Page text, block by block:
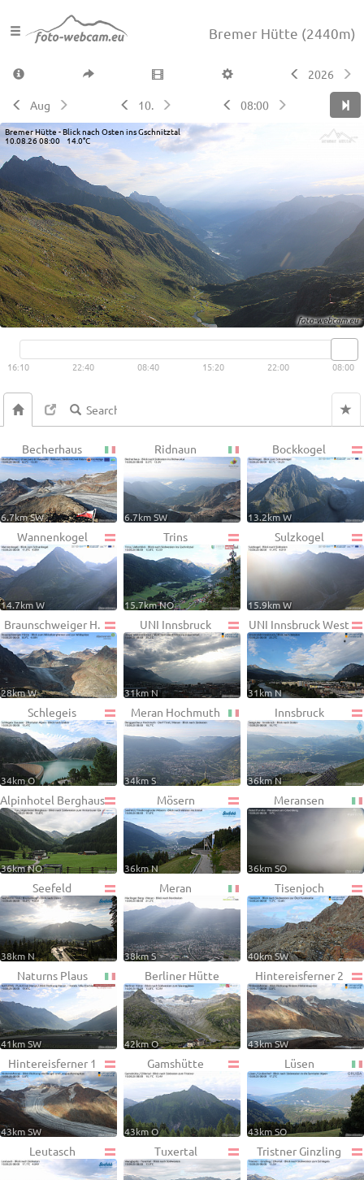
Bremer Hütte (2440m)
2026
Aug 10. 08:00
Bremer Hütte - Blick nach Osten ins Gschnitztal
10.08.26 08:00 14.0°C
Live video available → View
16:10 22:40 08:40 15:20 22:00 08:00
Becherhaus
6.7km SW
Ridnaun
6.7km SW
Bockkogel
13.2km W
Wannenkogel
14.7km W
Trins
15.7km NO
Sulzkogel
15.9km W
Braunschweiger H.
28km W
UNI Innsbruck
31km N
UNI Innsbruck West
31km N
Schlegeis
34km O
Meran Hochmuth
34km S
Innsbruck
36km N
Alpinhotel Berghaus
36km NO
Mösern
36km N
Meransen
36km SO
Seefeld
38km N
Meran
38km S
Tisenjoch
40km SW
Naturns Plaus
41km SW
Berliner Hütte
42km O
Hintereisferner 2
43km SW
Hintereisferner 1
43km SW
Gamshütte
43km O
Lüsen
43km SO
Leutasch Tuxertal Tristner Ginzling